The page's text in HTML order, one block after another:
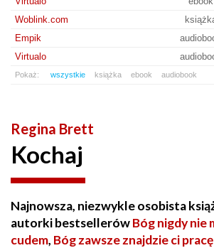
Woblink.com
Empik
Virtualo
Pokaż: wszystkie książka ebook audiobook
Regina Brett
Kochaj
Najnowsza, niezwykle osobista
autorki bestsellerówBóg nigdy nie
cudem, Bóg zawsze znajdzie ci pracę